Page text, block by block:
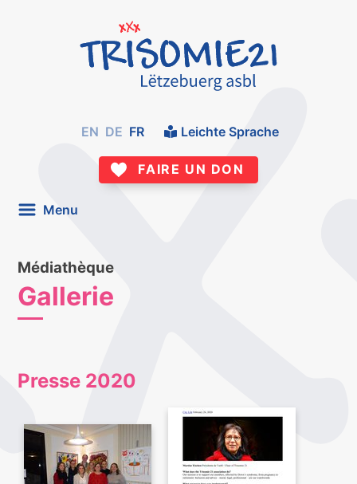
EN DE FR Leichte Sprache
FAIRE UN DON
Menu
Médiathèque
Gallerie
Presse 2020